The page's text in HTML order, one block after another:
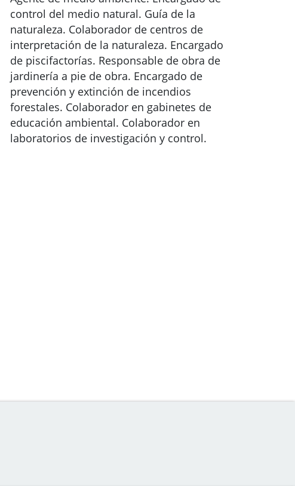
control del medio natural. Guía de la
naturaleza. Colaborador de centros de
interpretación de la naturaleza. Encargado
de piscifactorías. Responsable de obra de
jardinería a pie de obra. Encargado de
prevención y extinción de incendios
forestales. Colaborador en gabinetes de
educación ambiental. Colaborador en
laboratorios de investigación y control.